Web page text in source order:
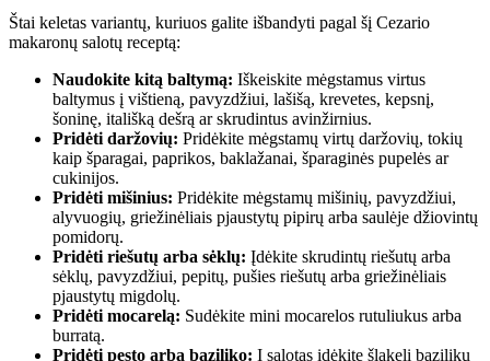
Štai keletas variantų, kuriuos galite išbandyti pagal šį Cezario
makaronų salotų receptą:
Naudokite kitą baltymą: Iškeiskite mėgstamus virtus
baltymus į vištieną, pavyzdžiui, lašišą, krevetes, kepsnį,
šoninę, itališką dešrą ar skrudintus avinžirnius.
Pridėti daržovių: Pridėkite mėgstamų virtų daržovių, tokių
kaip šparagai, paprikos, baklažanai, šparaginės pupelės ar
cukinijos.
Pridėti mišinius: Pridėkite mėgstamų mišinių, pavyzdžiui,
alyvuogių, griežinėliais pjaustytų pipirų arba saulėje džiovintų
pomidorų.
Pridėti riešutų arba sėklų: Įdėkite skrudintų riešutų arba
sėklų, pavyzdžiui, pepitų, pušies riešutų arba griežinėliais
pjaustytų migdolų.
Pridėti mocarelą: Sudėkite mini mocarelos rutuliukus arba
burratą.
Pridėti pesto arba baziliko: Į salotas įdėkite šlakelį bazilikų